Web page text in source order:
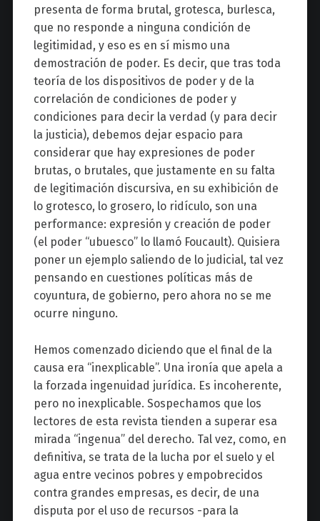
presenta de forma brutal, grotesca, burlesca,
que no responde a ninguna condición de
legitimidad, y eso es en sí mismo una
demostración de poder. Es decir, que tras toda
teoría de los dispositivos de poder y de la
correlación de condiciones de poder y
condiciones para decir la verdad (y para decir
la justicia), debemos dejar espacio para
considerar que hay expresiones de poder
brutas, o brutales, que justamente en su falta
de legitimación discursiva, en su exhibición de
lo grotesco, lo grosero, lo ridículo, son una
performance: expresión y creación de poder
(el poder “ubuesco” lo llamó Foucault). Quisiera
poner un ejemplo saliendo de lo judicial, tal vez
pensando en cuestiones políticas más de
coyuntura, de gobierno, pero ahora no se me
ocurre ninguno.
Hemos comenzado diciendo que el final de la
causa era “inexplicable”. Una ironía que apela a
la forzada ingenuidad jurídica. Es incoherente,
pero no inexplicable. Sospechamos que los
lectores de esta revista tienden a superar esa
mirada “ingenua” del derecho. Tal vez, como, en
definitiva, se trata de la lucha por el suelo y el
agua entre vecinos pobres y empobrecidos
contra grandes empresas, es decir, de una
disputa por el uso de recursos -para la